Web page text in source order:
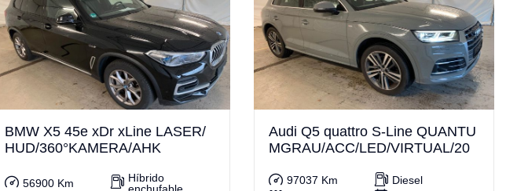
BMW X5 45e xDr xLine LASER/
HUD/360°KAMERA/AHK
56900 Km
Híbrido
Audi Q5 quattro S-Line QUANTU
MGRAU/ACC/LED/VIRTUAL/20
97037 Km
Diesel